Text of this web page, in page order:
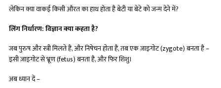
लेकिन क्या वाकई किसी औरत का हाथ होता है बेटी या बेटे को जन्म देने में?
लिंग निर्धारण: विज्ञान क्या कहता है?
जब पुरुष और स्त्री मिलते हैं, और निषेचन होता है, तब एक ज़ाइगोट (zygote) बनता है –
इसी ज़ाइगोट से भ्रूण (fetus) बनता है, और फिर शिशु।
अब ध्यान दें –